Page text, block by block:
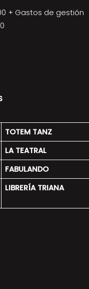
+ Gastos de gestión
TOTEM TANZ
LA TEATRAL
FABULANDO
LIBRERÍA TRIANA